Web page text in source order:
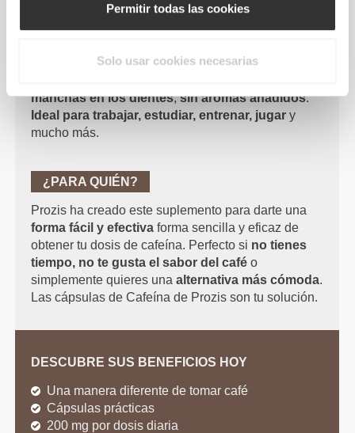
Permitir todas las cookies
Solo usar cookies necesarias
¿POR QUÉ ELEGIR CAFEÍNA?
Prozis ha desarrollado este suplemento para
manchas en los dientes,sin aromas añadidos.
Ideal para trabajar, estudiar, entrenar, jugar y
mucho más.
¿PARA QUIÉN?
Prozis ha creado este suplemento para darte una
forma fácil y efectiva forma sencilla y eficaz de
obtener tu dosis de cafeína. Perfecto si no tienes
tiempo, no te gusta el sabor del café o
simplemente quieres unaalternativa más cómoda.
Las cápsulas de Cafeína de Prozis son tu solución.
DESCUBRE SUS BENEFICIOS HOY
Una manera diferente de tomar café
Cápsulas prácticas
200 mg por dosis diaria